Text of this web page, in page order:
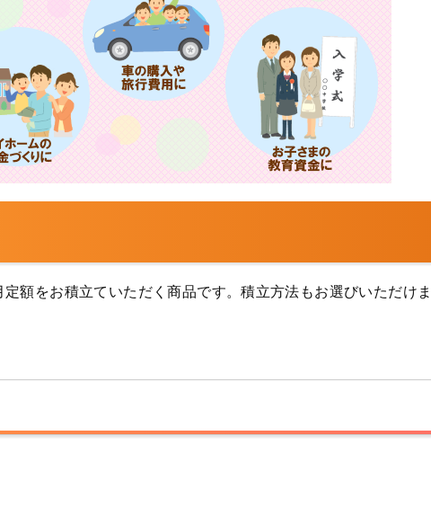
額をお積立ていただく商品です。積立方法もお選びいただけま